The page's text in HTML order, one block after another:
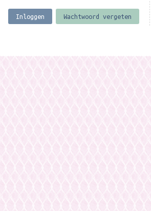
Inloggen Wachtwoord vergeten